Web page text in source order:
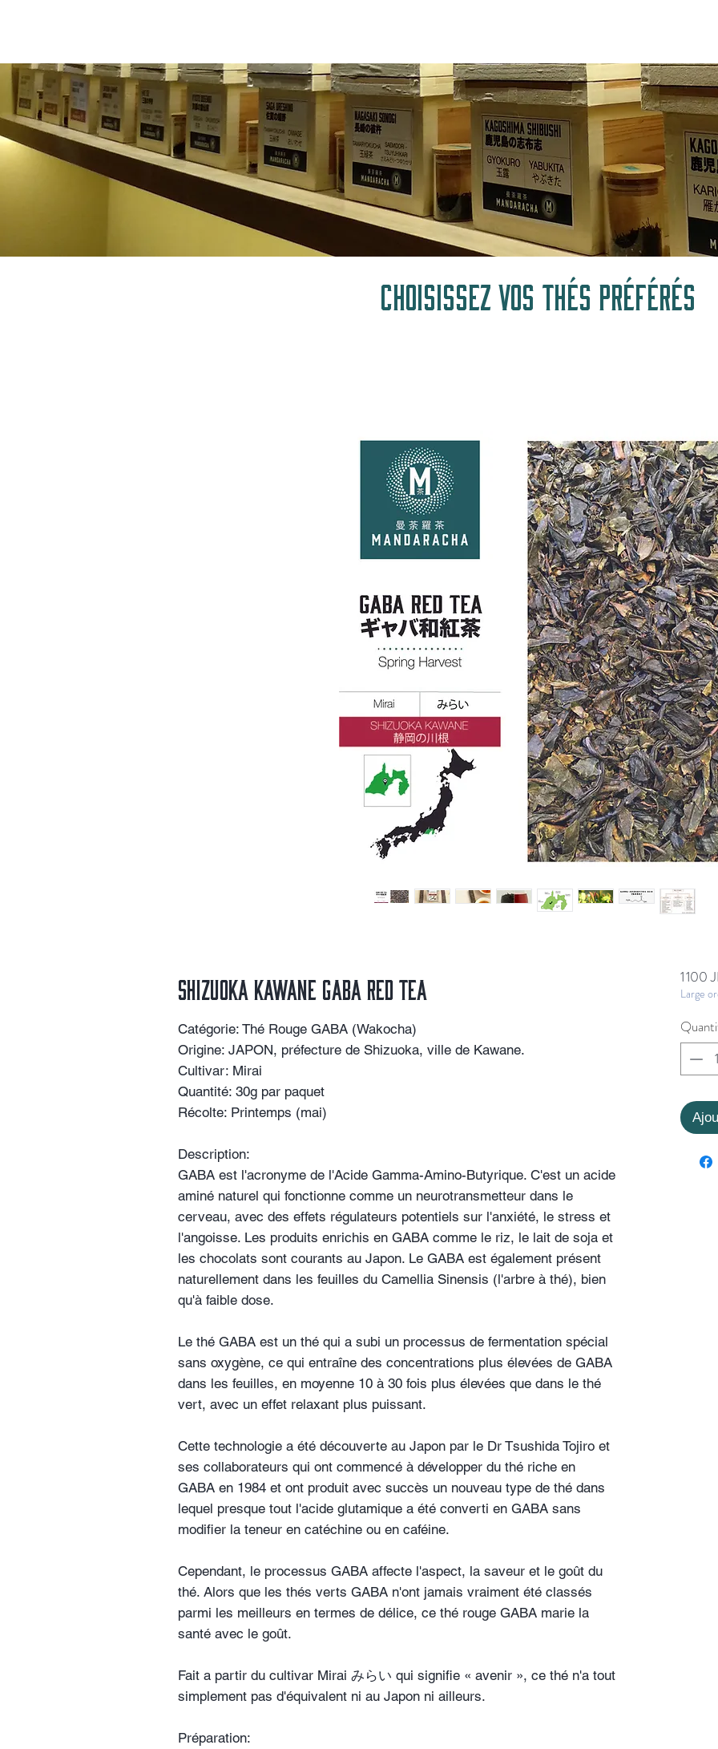
CHOISISSEZ VOS THÉS PRÉFÉRÉS
SHIZUOKA KAWANE GABA RED TEA
Catégorie: Thé Rouge GABA (Wakocha)
Origine: JAPON, préfecture de Shizuoka, ville de Kawane.
Cultivar: Mirai
Quantité: 30g par paquet
Récolte: Printemps (mai)
Description:
GABA est l'acronyme de l'Acide Gamma-Amino-Butyrique. C'est un acide
aminé naturel qui fonctionne comme un neurotransmetteur dans le
cerveau, avec des effets régulateurs potentiels sur l'anxiété, le stress et
l'angoisse. Les produits enrichis en GABA comme le riz, le lait de soja et
les chocolats sont courants au Japon. Le GABA est également présent
naturellement dans les feuilles du Camellia Sinensis (l'arbre à thé), bien
qu'à faible dose.
Le thé GABA est un thé qui a subi un processus de fermentation spécial
sans oxygène, ce qui entraîne des concentrations plus élevées de GABA
dans les feuilles, en moyenne 10 à 30 fois plus élevées que dans le thé
vert, avec un effet relaxant plus puissant.
Cette technologie a été découverte au Japon par le Dr Tsushida Tojiro et
ses collaborateurs qui ont commencé à développer du thé riche en
GABA en 1984 et ont produit avec succès un nouveau type de thé dans
lequel presque tout l'acide glutamique a été converti en GABA sans
modifier la teneur en catéchine ou en caféine.
Cependant, le processus GABA affecte l'aspect, la saveur et le goût du
thé. Alors que les thés verts GABA n'ont jamais vraiment été classés
parmi les meilleurs en termes de délice, ce thé rouge GABA marie la
santé avec le goût.
Fait a partir du cultivar Mirai みらい qui signifie « avenir », ce thé n'a tout
simplement pas d'équivalent ni au Japon ni ailleurs.
Préparation:
1 100
Large